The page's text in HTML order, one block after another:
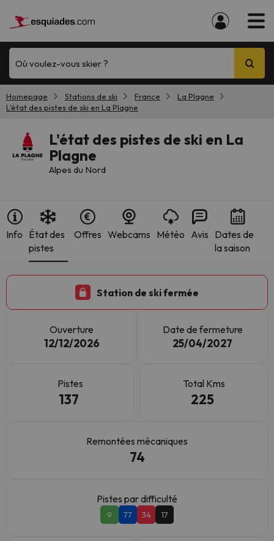
Où voulez-vous skier ?
Homepage Stations de ski France
La Plagne
L'état des pistes de ski en La Plagne
L'état des pistes de ski en La
Plagne
Alpes du Nord
Info État des
pistes
Offres Webcams Météo Avis Dates de
la saison
Station de ski fermée
Ouverture
12/12/2026
Date de fermeture
25/04/2027
Pistes
137
Total Kms
225
Remontées mécaniques
74
Pistes par difficulté
9 77 34 17